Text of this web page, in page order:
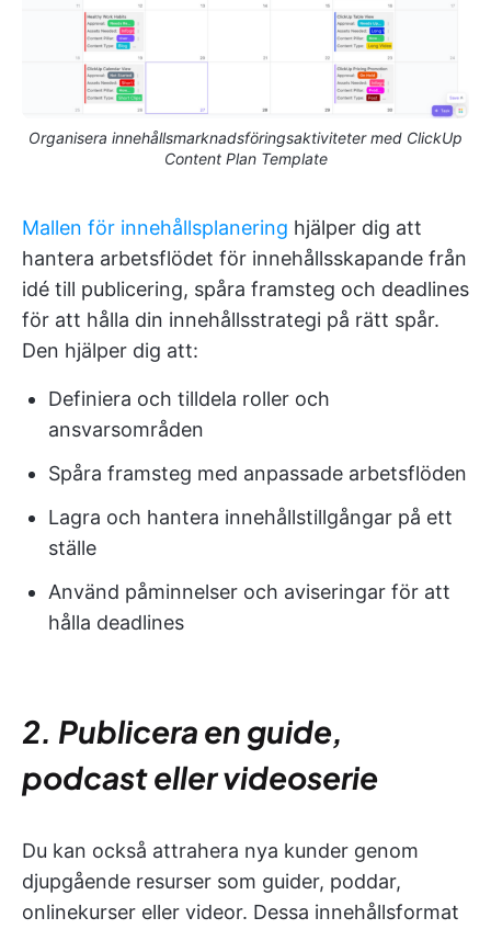
Organisera innehållsmarknadsföringsaktiviteter med ClickUp
Content Plan Template
Mallen för innehållsplanering hjälper dig att
hantera arbetsflödet för innehållsskapande från
idé till publicering, spåra framsteg och deadlines
för att hålla din innehållsstrategi på rätt spår.
Den hjälper dig att:
Definiera och tilldela roller och
ansvarsområden
Spåra framsteg med anpassade arbetsflöden
Lagra och hantera innehållstillgångar på ett
ställe
Använd påminnelser och aviseringar för att
hålla deadlines
2. Publicera en guide,
podcast eller videoserie
Du kan också attrahera nya kunder genom
djupgående resurser som guider, poddar,
onlinekurser eller videor. Dessa innehållsformat